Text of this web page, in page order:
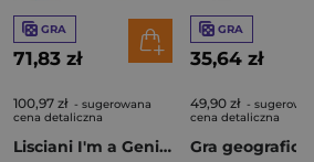
GRA
71,83 zł
100,97 zł - sugerowana
cena detaliczna
Lisciani I'm a Genius 50 gier edukacyjnych 304-PL107421
GRA
35,64 zł
49,90 zł -
cena detaliczna